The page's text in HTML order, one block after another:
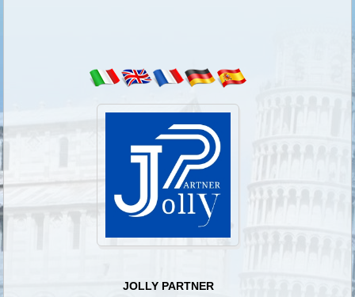
JOLLY PARTNER